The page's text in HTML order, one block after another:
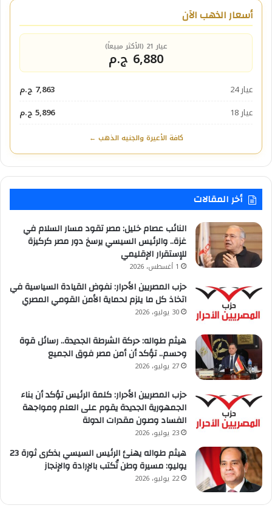
أسعار الذهب الآن
عيار 21 (الأكثر مبيعاً)
6,880 ج.م
عيار 24
7,863 ج.م
عيار 18
5,896 ج.م
كافة الأعيرة والجنيه الذهب ←
أخر المقالات
النائب عصام خليل: مصر تقود مسار السلام في
غزة.. والرئيس السيسي يرسخ دور مصر كركيزة
للإستقرار الإقليمي
1 أغسطس، 2026
حزب المصريين الأحرار: نفوض القيادة السياسية في
اتخاذ كل ما يلزم لحماية الأمن القومي المصري
30 يوليو، 2026
هيثم طواله: حركة الشرطة الجديدة.. رسائل قوة
وحسم.. تؤكد أن أمن مصر فوق الجميع
27 يوليو، 2026
حزب المصريين الأحرار: كلمة الرئيس تؤكد أن بناء
الجمهورية الجديدة يقوم على العلم ومواجهة
الفساد وصون مقدرات الدولة
23 يوليو، 2026
هيثم طواله يهنئ الرئيس السيسي بذكرى ثورة 23
يوليو: مسيرة وطن تُكتب بالإرادة والإنجاز
22 يوليو، 2026